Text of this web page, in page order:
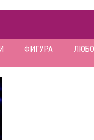
ФИГУРА